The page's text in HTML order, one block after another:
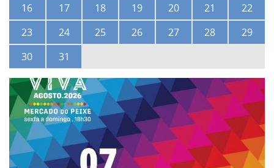
16
17 18 19 20 21
22
23
24 25 26 27 28
29
30
31